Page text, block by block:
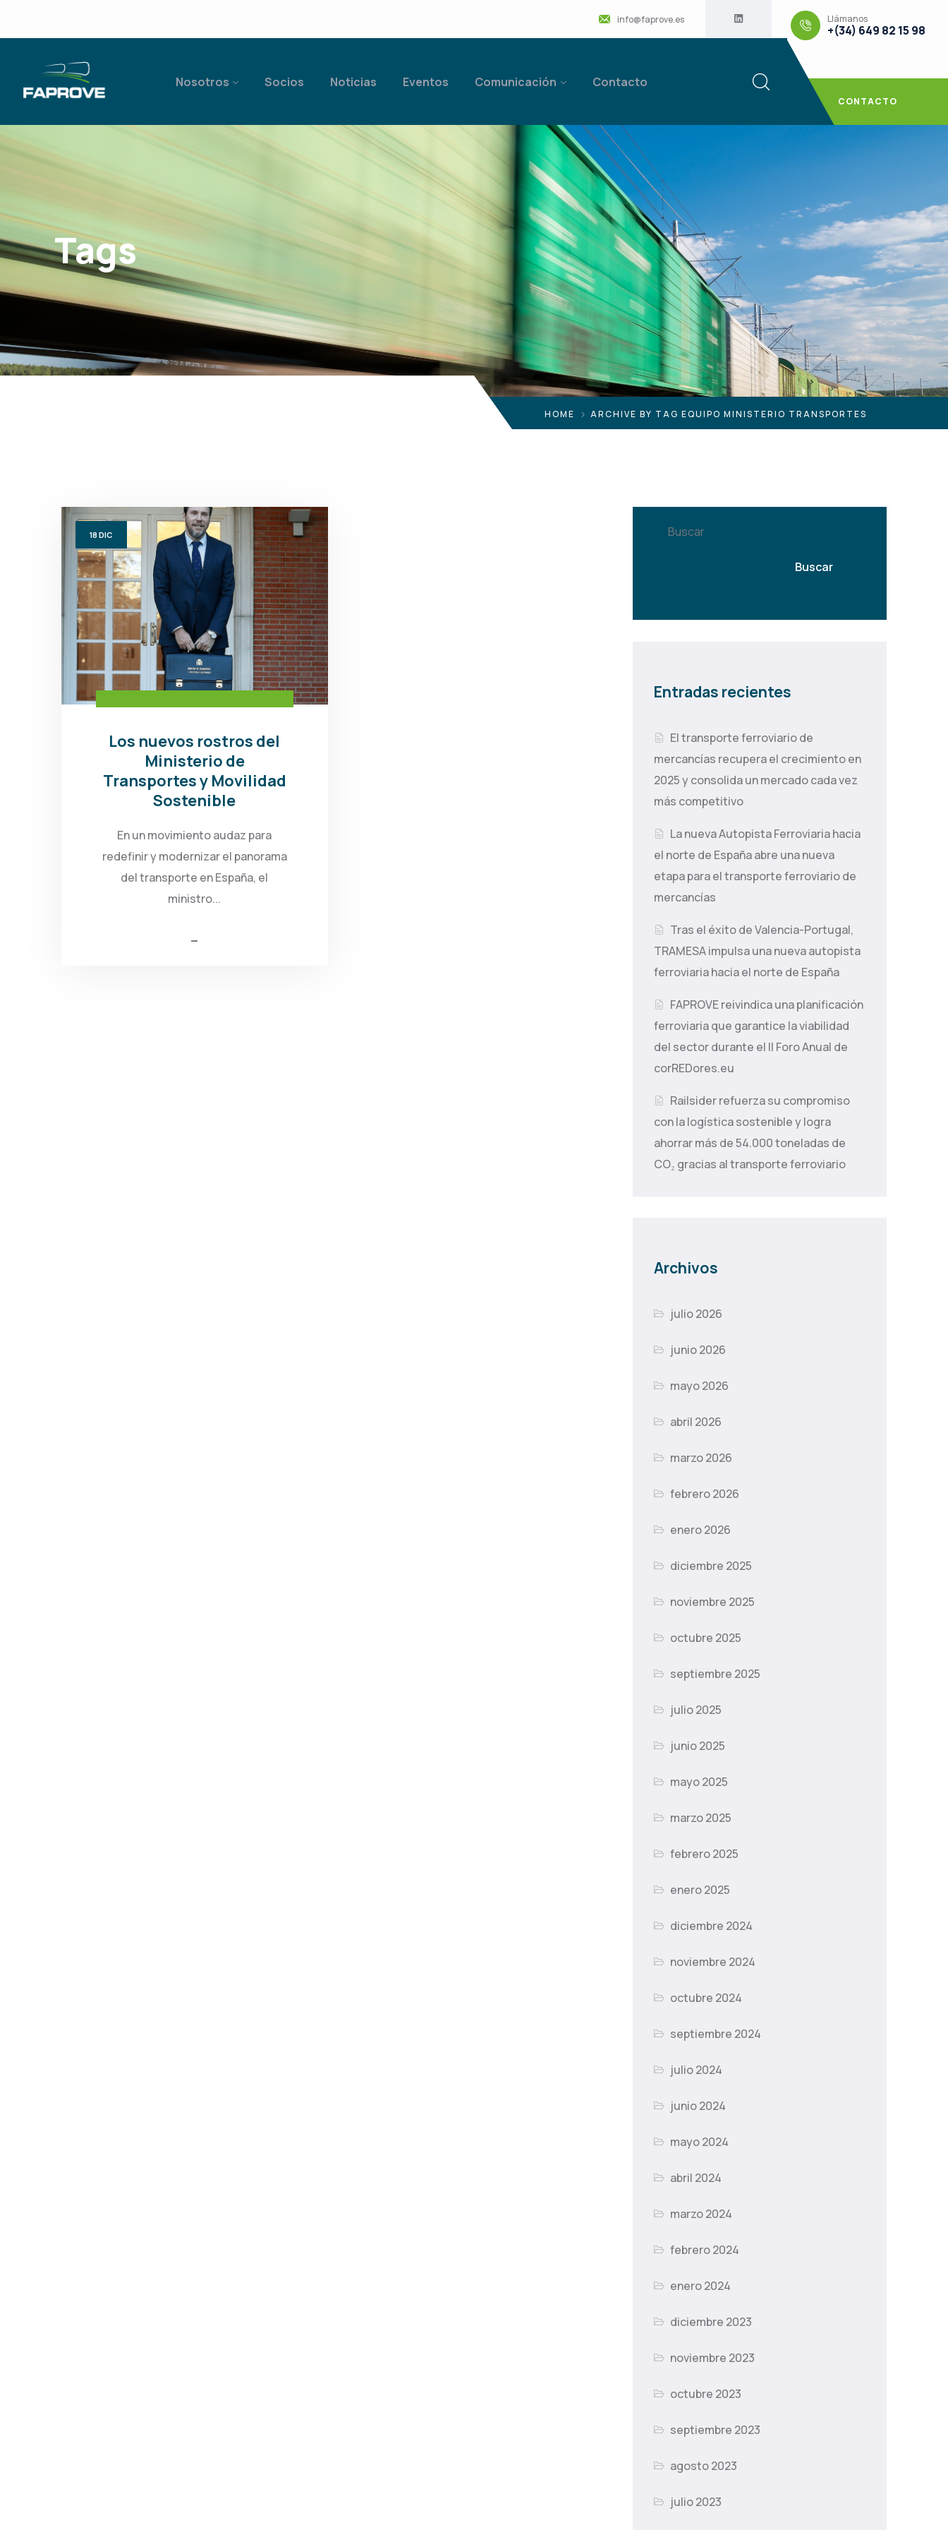
info@faprove.es Llámanos
+(34) 649 82 15 98
Nosotros Socios Noticias Eventos Comunicación Contacto
CONTACTO
Tags
HOME ARCHIVE BY TAG EQUIPO MINISTERIO TRANSPORTES
18 DIC
Los nuevos rostros del
Ministerio de
Transportes y Movilidad
Sostenible
En un movimiento audaz para
redefinir y modernizar el panorama
del transporte en España, el
ministro...
Buscar
Buscar
Entradas recientes
El transporte ferroviario de
mercancías recupera el crecimiento en
2025 y consolida un mercado cada vez
más competitivo
La nueva Autopista Ferroviaria hacia
el norte de España abre una nueva
etapa para el transporte ferroviario de
mercancías
Tras el éxito de Valencia-Portugal,
TRAMESA impulsa una nueva autopista
ferroviaria hacia el norte de España
FAPROVE reivindica una planificación
ferroviaria que garantice la viabilidad
del sector durante el II Foro Anual de
corREDores.eu
Railsider refuerza su compromiso
con la logística sostenible y logra
ahorrar más de 54.000 toneladas de
CO₂ gracias al transporte ferroviario
Archivos
julio 2026
junio 2026
mayo 2026
abril 2026
marzo 2026
febrero 2026
enero 2026
diciembre 2025
noviembre 2025
octubre 2025
septiembre 2025
julio 2025
junio 2025
mayo 2025
marzo 2025
febrero 2025
enero 2025
diciembre 2024
noviembre 2024
octubre 2024
septiembre 2024
julio 2024
junio 2024
mayo 2024
abril 2024
marzo 2024
febrero 2024
enero 2024
diciembre 2023
noviembre 2023
octubre 2023
septiembre 2023
agosto 2023
julio 2023